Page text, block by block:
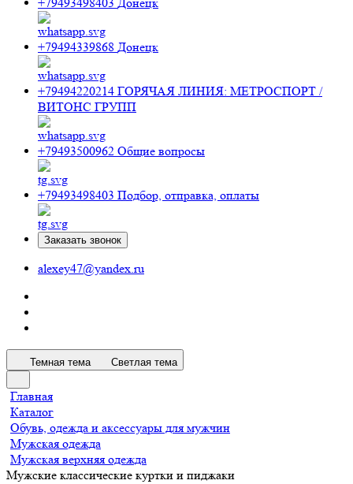
+79494339868 Донецк
+79494220214 ГОРЯЧАЯ ЛИНИЯ: МЕТРОСПОРТ /
ВИТОНС ГРУПП
+79493500962 Общие вопросы
+79493498403 Подбор, отправка, оплаты
Заказать звонок
alexey47@yandex.ru
Темная тема Светлая тема
Главная
Каталог
Обувь, одежда и аксессуары для мужчин
Мужская одежда
Мужская верхняя одежда
Мужские классические куртки и пиджаки